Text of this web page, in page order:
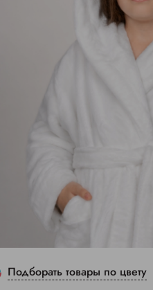
Подборать товары по цвету